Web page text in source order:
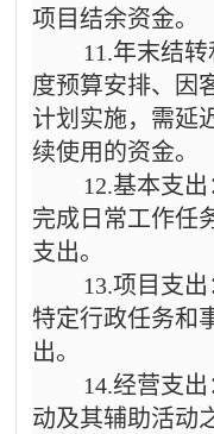
项目结余资金。
11.年末结
度预算安排、因
计划实施，需延
续使用的资金。
12.基本支
完成日常工作任
支出。
13.项目支
特定行政任务和
出。
14.经营支
动及其辅助活动